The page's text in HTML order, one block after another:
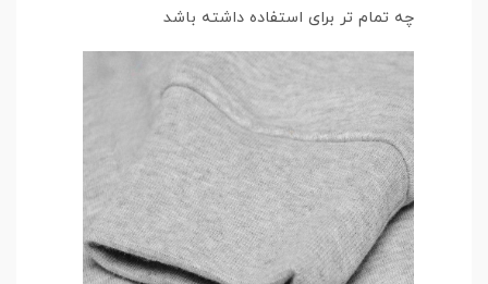
چه تمام تر برای استفاده داشته باشد